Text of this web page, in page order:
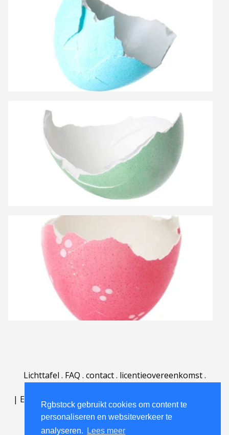
Rgbstock gebruikt cookies om content te
personaliseren en websiteverkeer te
analyseren.
Lees meer
Lichttafel . FAQ . contact. licentieovereenkomst.
| English | Deutsch Español | Português
Nederlands|